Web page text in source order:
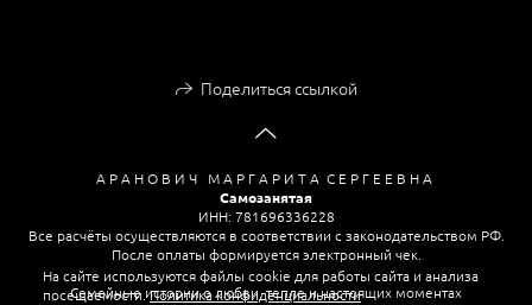
Поделиться ссылкой
А Р А Н О В И Ч М А Р Г А Р И Т А С Е Р Г Е Е В Н А
Самозанятая
ИНН: 781696336228
Все расчёты осуществляются в соответствии с законодательством РФ.
После оплаты формируется электронный чек.
Семейные истории о любви, тепле и настоящих моментах
На сайте используются файлы cookie для работы сайта и анализа
посещаемости.Политика конфиденциальности